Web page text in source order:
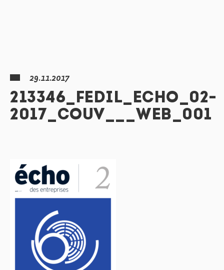
29.11.2017
213346_FEDIL_ECHO_02-
2017_COUV___WEB_001